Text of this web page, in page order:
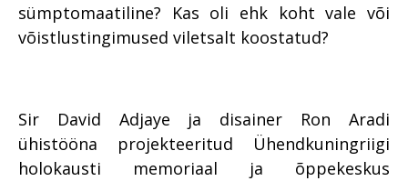
sümptomaatiline? Kas oli ehk koht vale või
võistlustingimused viletsalt koostatud?
Sir David Adjaye ja disainer Ron Aradi
ühistööna projekteeritud Ühendkuningriigi
holokausti memoriaal ja õppekeskus